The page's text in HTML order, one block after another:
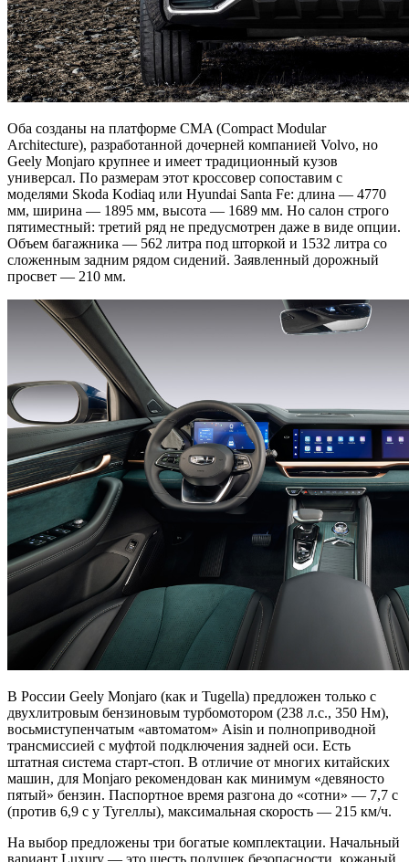
Оба созданы на платформе CMA (Compact Modular
Architecture), разработанной дочерней компанией Volvo, но
Geely Monjaro крупнее и имеет традиционный кузов
универсал. По размерам этот кроссовер сопоставим с
моделями Skoda Kodiaq или Hyundai Santa Fe: длина — 4770
мм, ширина — 1895 мм, высота — 1689 мм. Но салон строго
пятиместный: третий ряд не предусмотрен даже в виде опции.
Объем багажника — 562 литра под шторкой и 1532 литра со
сложенным задним рядом сидений. Заявленный дорожный
просвет — 210 мм.
В России Geely Monjaro (как и Tugella) предложен только с
двухлитровым бензиновым турбомотором (238 л.с., 350 Нм),
восьмиступенчатым «автоматом» Aisin и полноприводной
трансмиссией с муфтой подключения задней оси. Есть
штатная система старт-стоп. В отличие от многих китайских
машин, для Monjaro рекомендован как минимум «девяносто
пятый» бензин. Паспортное время разгона до «сотни» — 7,7 с
(против 6,9 с у Тугеллы), максимальная скорость — 215 км/ч.
На выбор предложены три богатые комплектации. Начальный
вариант Luxury — это шесть подушек безопасности, кожаный